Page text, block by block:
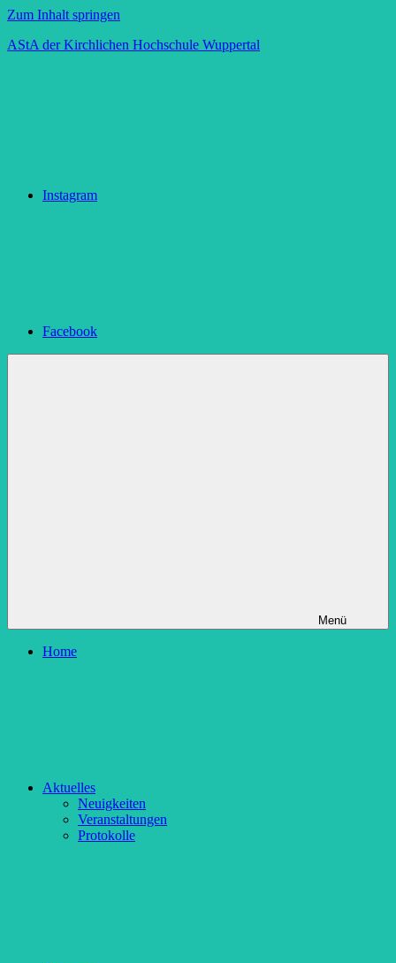
Zum Inhalt springen
AStA der Kirchlichen Hochschule Wuppertal
Instagram
Facebook
Menü
Home
Aktuelles
Neuigkeiten
Veranstaltungen
Protokolle